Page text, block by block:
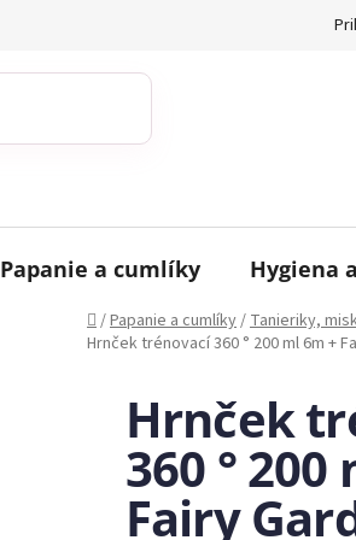
Papanie a cumlíky Hygiena
Domov
/Papanie a cumlíky/Tanieriky,
Hrnček trénovací 360 ° 200 ml 6m +
Hrnček
360 ° 200
Fairy